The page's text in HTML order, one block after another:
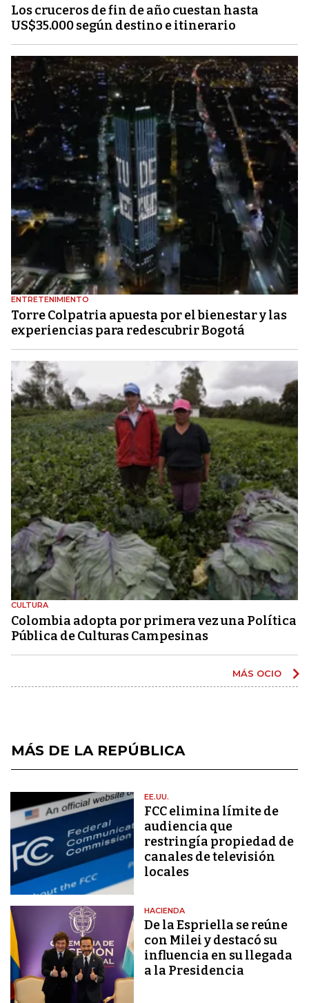
Los cruceros de fin de año cuestan hasta
US$35.000 según destino e itinerario
ENTRETENIMIENTO
Torre Colpatria apuesta por el bienestar y las
experiencias para redescubrir Bogotá
CULTURA
Colombia adopta por primera vez una Política
Pública de Culturas Campesinas
MÁS OCIO
MÁS DE LA REPÚBLICA
EE.UU.
FCC elimina límite de
audiencia que
restringía propiedad de
canales de televisión
locales
HACIENDA
De la Espriella se reúne
con Milei y destacó su
influencia en su llegada
a la Presidencia